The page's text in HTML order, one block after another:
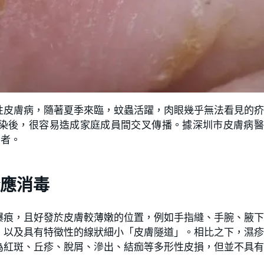
膚病，隨著夏季來臨，蚊蟲活躍，肉眼幾乎無法看見的
，很容易造成家庭成員間交叉傳播。據深圳市皮膚病
。
消毒
，且好發於皮膚較薄嫩的位置，例如手指縫、手腕、腋
及具有特徵性的線狀細小「皮膚隧道」。相比之下，濕
斑、丘疹、脫屑、滲出、結痂等多形性皮損，但並不具